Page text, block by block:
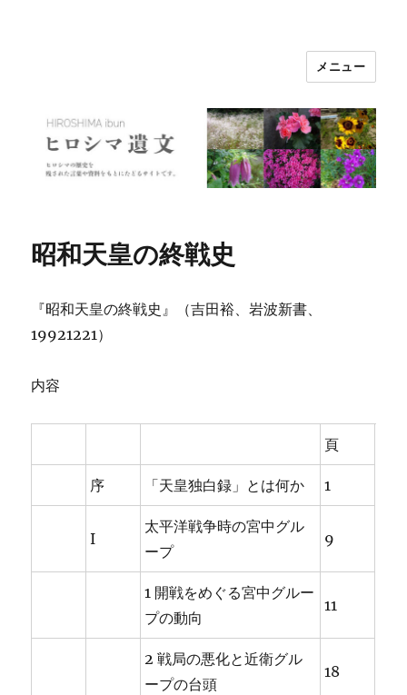
メニュー
昭和天皇の終戦史
『昭和天皇の終戦史』（吉田裕、岩波新書、
19921221）
内容
頁
序 「天皇独白録」とは何か 1
I
太平洋戦争時の宮中グル
ープ
9
1 開戦をめぐる宮中グルー
プの動向
11
2 戦局の悪化と近衛グル
ープの台頭
18